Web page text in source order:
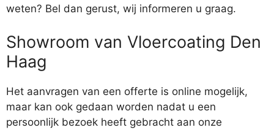
weten? Bel dan gerust, wij informeren u graag.
Showroom van Vloercoating Den
Haag
Het aanvragen van een offerte is online mogelijk,
maar kan ook gedaan worden nadat u een
persoonlijk bezoek heeft gebracht aan onze